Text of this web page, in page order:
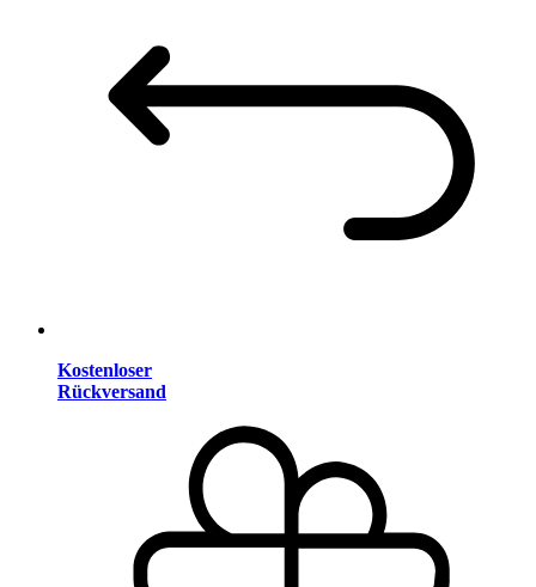
Kostenloser
Rückversand